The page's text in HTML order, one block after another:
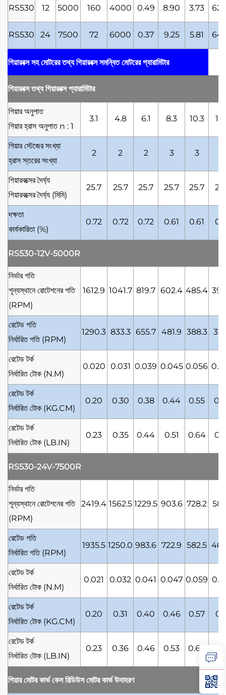
RS530 12 5000 160 4000 0.49 8.90 3.73
RS530 24 7500 72 6000 0.37 9.25 5.81
গিয়ারবক্স সহ মোটরের তথ্যগিয়ারবক্স সমন্বিত মোটরের প্যারামিটার
গিয়ারবক্স তথ্যগিয়ারবক্স প্যারামিটার
গিয়ার অনুপাত
গিয়ার হ্রাস অনুপাত n : 1
3.1 4.8 6.1 8.3 10.3
গিয়ার স্টেজের সংখ্যা
হ্রাস স্তরের সংখ্যা
2 2 2 3 3
গিয়ারবক্সের দৈর্ঘ্য
গিয়ারবক্সের দৈর্ঘ্য (মিমি)
25.7 25.7 25.7 25.7 25.7
দক্ষতা
কার্যকারিতা (%)
0.72 0.72 0.72 0.61 0.61
RS530-12V-5000R
নির্ভার গতি
শূন্যস্থানে রোটেশনের গতি
(RPM)
1612.9 1041.7 819.7 602.4 485.4
রেটেড গতি
নির্ধারিত গতি (RPM)
1290.3 833.3 655.7 481.9 388.3
রেটেড টর্ক
নির্ধারিত টোক (N.M)
0.020 0.031 0.039 0.045 0.056
রেটেড টর্ক
নির্ধারিত টোক (KG.CM)
0.20 0.30 0.38 0.44 0.55
রেটেড টর্ক
নির্ধারিত টোক (LB.IN)
0.23 0.35 0.44 0.51 0.64
RS530-24V-7500R
নির্ভার গতি
শূন্যস্থানে রোটেশনের গতি
(RPM)
2419.4 1562.5 1229.5 903.6 728.2
রেটেড গতি
নির্ধারিত গতি (RPM)
1935.5 1250.0 983.6 722.9 582.5
রেটেড টর্ক
নির্ধারিত টোক (N.M)
0.021 0.032 0.041 0.047 0.059
রেটেড টর্ক
নির্ধারিত টোক (KG.CM)
0.20 0.31 0.40 0.46 0.57
রেটেড টর্ক
নির্ধারিত টোক (LB.IN)
0.23 0.36 0.46 0.53 0.66
গিয়ার মোটর কার্ভ কেসরিডিউস মোটর কার্ভ উদাহরণ